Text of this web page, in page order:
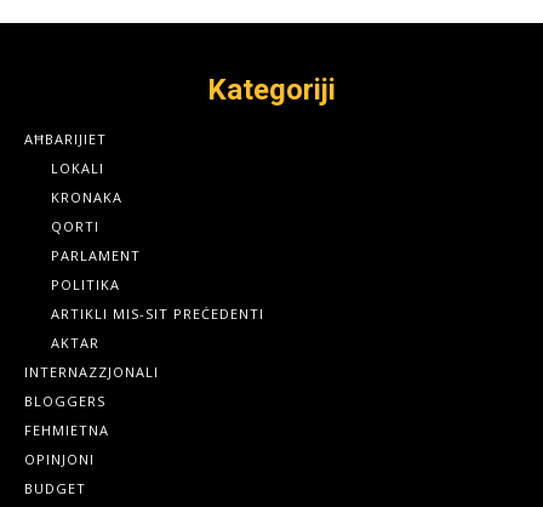
Kategoriji
AĦBARIJIET
LOKALI
KRONAKA
QORTI
PARLAMENT
POLITIKA
ARTIKLI MIS-SIT PREĊEDENTI
AKTAR
INTERNAZZJONALI
BLOGGERS
FEHMIETNA
OPINJONI
BUDGET